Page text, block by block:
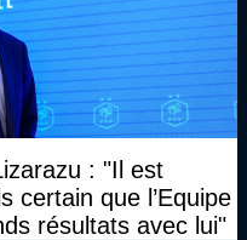
: "Il est
certain que l’Equipe
résultats avec lui"